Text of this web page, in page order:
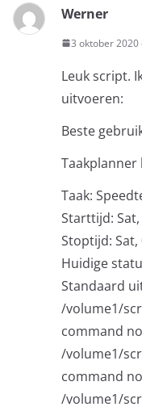
Werner
3 oktober 2020
Leuk script.
uitvoeren:
Beste
Taakplanner
Taak:
Starttijd: Sat,
Stoptijd: Sat,
Huidige
Standaard
/volume1/
command
/volume1/
command
/volume1/